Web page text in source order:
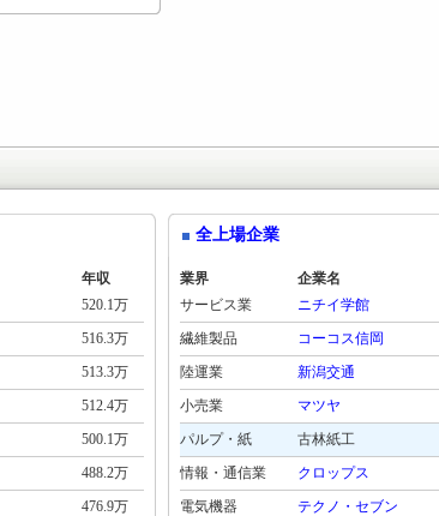
年収
520.1万
516.3万
513.3万
512.4万
500.1万
488.2万
476.9万
全上場企業
業界
企業名
サービス業
ニチイ学館
繊維製品
コーコス信岡
陸運業
新潟交通
小売業
マツヤ
パルプ・紙
古林紙工
情報・通信業
クロップス
電気機器
テクノ・セブン